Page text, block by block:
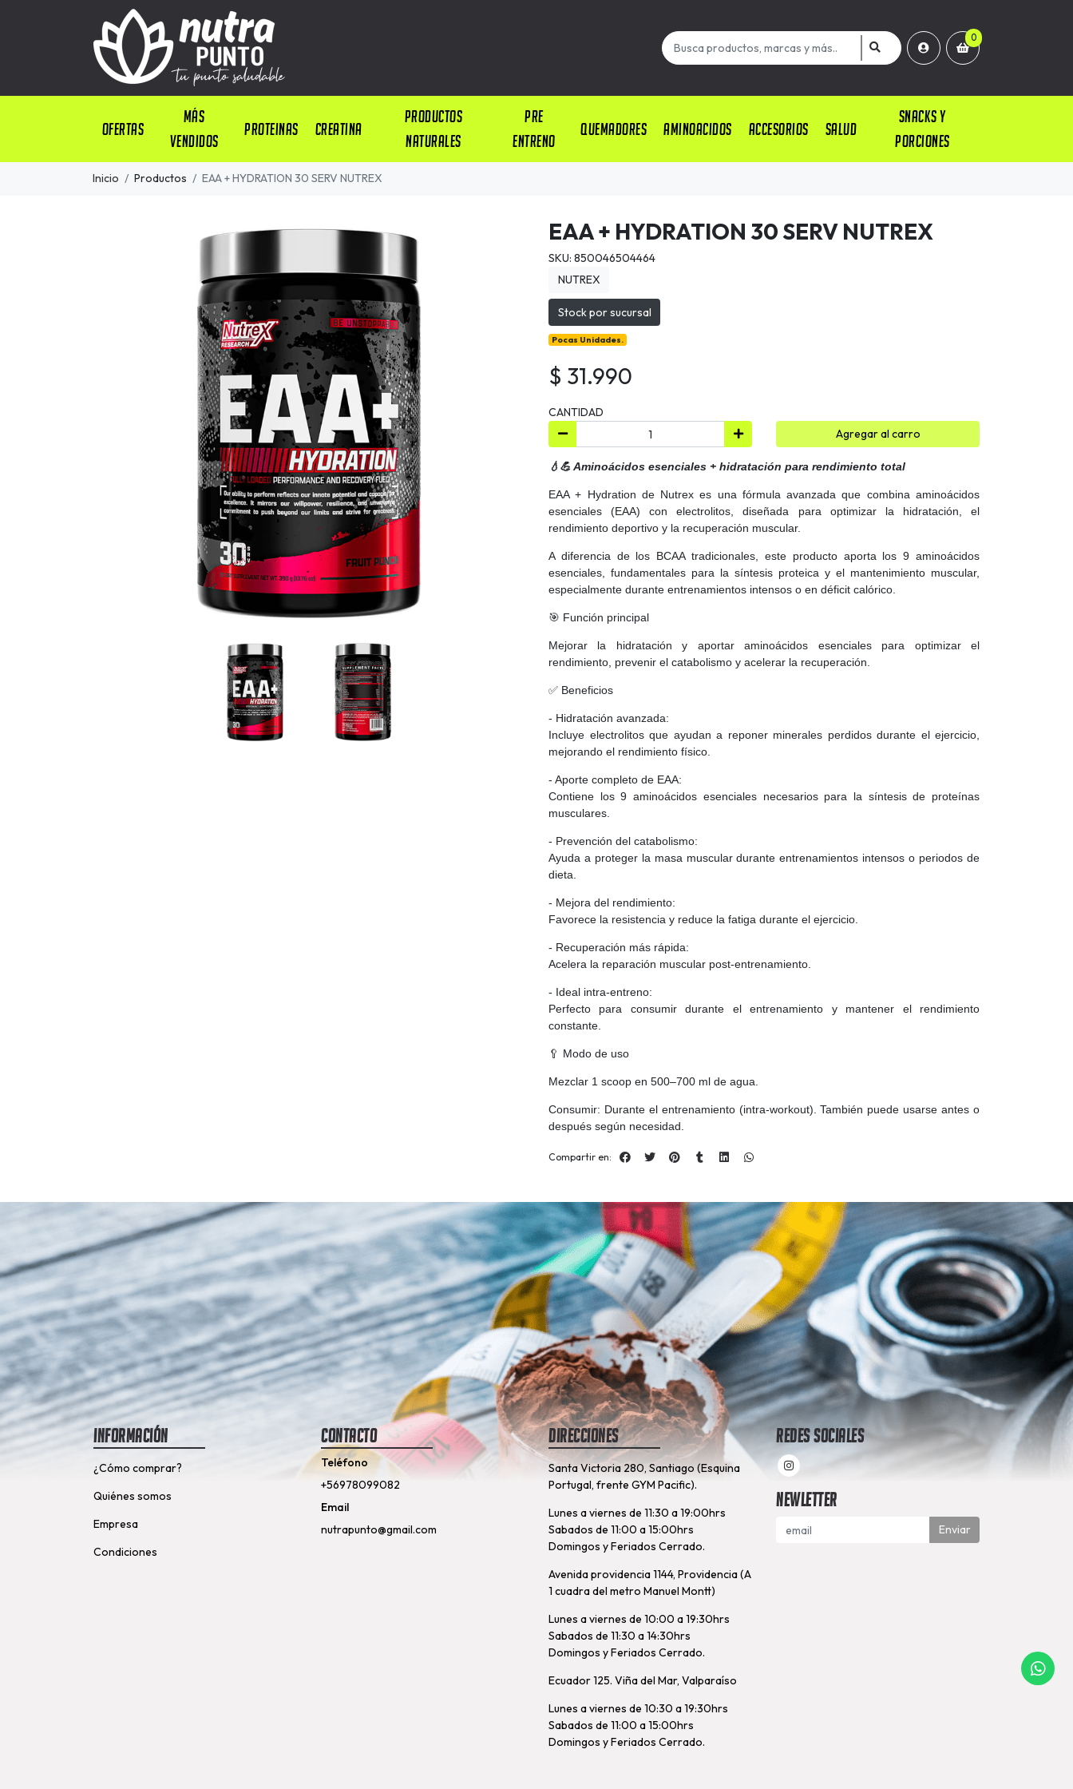
0
OFERTAS
Más
Vendidos
PROTEINAS CREATINA
PRODUCTOS
NATURALES
PRE
ENTRENO
QUEMADORES AMINOACIDOS ACCESORIOS SALUD
SNACKS Y
PORCIONES
Inicio Productos EAA + HYDRATION 30 SERV NUTREX
EAA + HYDRATION 30 SERV NUTREX
SKU: 850046504464
NUTREX
Stock por sucursal
Pocas Unidades.
$ 31.990
CANTIDAD
Agregar al carro
💧💪 Aminoácidos esenciales + hidratación para rendimiento total
EAA + Hydration de Nutrex es una fórmula avanzada que combina aminoácidos
esenciales (EAA) con electrolitos, diseñada para optimizar la hidratación, el
rendimiento deportivo y la recuperación muscular.
A diferencia de los BCAA tradicionales, este producto aporta los 9 aminoácidos
esenciales, fundamentales para la síntesis proteica y el mantenimiento muscular,
especialmente durante entrenamientos intensos o en déficit calórico.
🎯 Función principal
Mejorar la hidratación y aportar aminoácidos esenciales para optimizar el
rendimiento, prevenir el catabolismo y acelerar la recuperación.
✅ Beneficios
- Hidratación avanzada:
Incluye electrolitos que ayudan a reponer minerales perdidos durante el ejercicio,
mejorando el rendimiento físico.
- Aporte completo de EAA:
Contiene los 9 aminoácidos esenciales necesarios para la síntesis de proteínas
musculares.
- Prevención del catabolismo:
Ayuda a proteger la masa muscular durante entrenamientos intensos o periodos de
dieta.
- Mejora del rendimiento:
Favorece la resistencia y reduce la fatiga durante el ejercicio.
- Recuperación más rápida:
Acelera la reparación muscular post-entrenamiento.
- Ideal intra-entreno:
Perfecto para consumir durante el entrenamiento y mantener el rendimiento
constante.
🥄 Modo de uso
Mezclar 1 scoop en 500–700 ml de agua.
Consumir: Durante el entrenamiento (intra-workout). También puede usarse antes o
después según necesidad.
Compartir en:
Información
¿Cómo comprar?
Quiénes somos
Empresa
Condiciones
Contacto
Teléfono
+56978099082
Email
nutrapunto@gmail.com
Direcciones
Santa Victoria 280, Santiago (Esquina
Portugal, frente GYM Pacific).
Lunes a viernes de 11:30 a 19:00hrs
Sabados de 11:00 a 15:00hrs
Domingos y Feriados Cerrado.
Avenida providencia 1144, Providencia (A
1 cuadra del metro Manuel Montt)
Lunes a viernes de 10:00 a 19:30hrs
Sabados de 11:30 a 14:30hrs
Domingos y Feriados Cerrado.
Ecuador 125. Viña del Mar, Valparaíso
Lunes a viernes de 10:30 a 19:30hrs
Sabados de 11:00 a 15:00hrs
Domingos y Feriados Cerrado.
Redes Sociales
Newletter
Enviar